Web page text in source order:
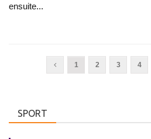
ensuite...
1 2 3 4
SPORT